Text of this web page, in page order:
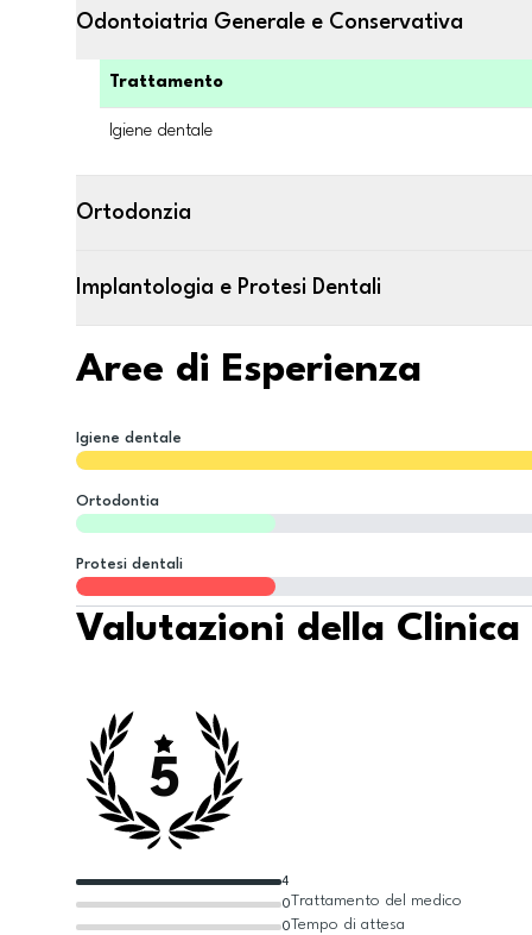
Odontoiatria Generale e Conservativa
Trattamento
Igiene dentale
Ortodonzia
Implantologia e Protesi Dentali
Aree di Esperienza
Igiene dentale
Ortodontia
Protesi dentali
Valutazioni della Clinica
5
0
0
4
Trattamento del medico
Tempo di attesa